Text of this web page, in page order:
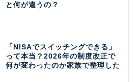
と何が違うの？
「NISAでスイッチングできる」
って本当？2026年の制度改正で
何が変わったのか家族で整理した